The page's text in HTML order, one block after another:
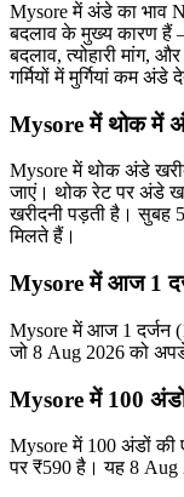
Mysore में अंडे का भाव
बदलाव के मुख्य कारण हैं
बदलाव, त्योहारी मांग,
गर्मियों में मुर्गियां कम
Mysore में थोक में
Mysore में थोक अंडे
जाएं। थोक रेट पर अंडे
खरीदनी पड़ती है। सुबह
मिलते हैं।
Mysore में आज 1
Mysore में आज 1 दर्जन
जो 8 Aug 2026 को
Mysore में 100
Mysore में 100 अंडों
पर ₹590 है। यह 8 Aug